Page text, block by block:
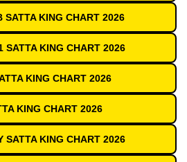
SATTA KING CHART 2026
SATTA KING CHART 2026
KING CHART 2026
KING CHART 2026
SATTA KING CHART 2026